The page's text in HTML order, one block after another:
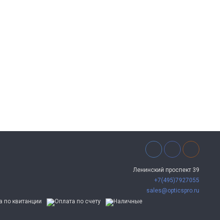
Ленинский проспект 39
+7(495)7927055
sales@opticspro.ru